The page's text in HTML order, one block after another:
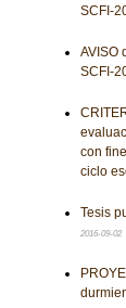
SCFI-
AVISO
SCFI-
con
ciclo
Tesis
2016-09-02